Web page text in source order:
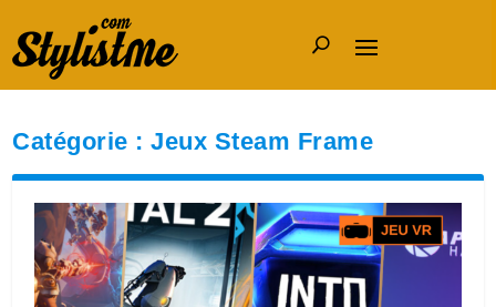
Catégorie :Jeux Steam Frame